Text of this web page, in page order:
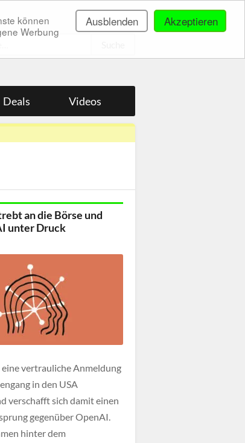
Akzeptieren
Ausblenden
können
Werbung
Deals Videos
an die Börse und
unter Druck
vertrauliche Anmeldung
in den USA
verschafft sich damit einen
gegenüber OpenAI.
hinter dem